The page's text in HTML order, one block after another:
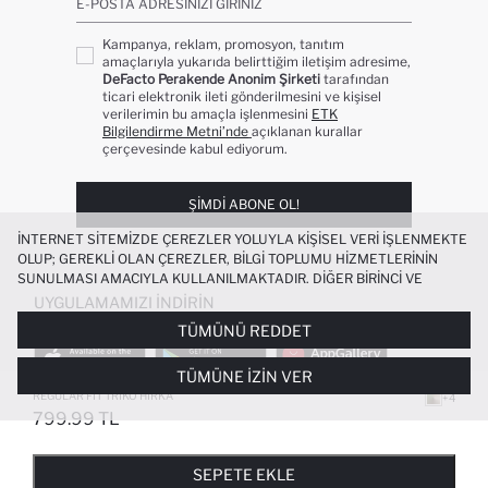
REGULAR FIT TRIKO HIRKA
799.99 TL
+4
SEPETE EKLE
E-POSTA ADRESINIZI GIRINIZ
Kampanya, reklam, promosyon, tanıtım
amaçlarıyla yukarıda belirttiğim iletişim adresime,
DeFacto Perakende Anonim Şirketi tarafından
ticari elektronik ileti gönderilmesini ve kişisel
verilerimin bu amaçla işlenmesini ETK
Bilgilendirme Metni’nde açıklanan kurallar
çerçevesinde kabul ediyorum.
ŞIMDI ABONE OL!
UYGULAMAMIZI İNDIRIN
POPÜLER KATEGORILER
KADIN BEYAZ TIŞÖRT
İNTERNET SITEMIZDE ÇEREZLER YOLUYLA KIŞISEL VERI IŞLENMEKTE
OLUP; GEREKLI OLAN ÇEREZLER, BILGI TOPLUMU HIZMETLERININ
SUNULMASI AMACIYLA KULLANILMAKTADIR. DIĞER BIRINCI VE
ÜÇÜNCÜ TARAF ÇEREZLER ISE SIZE DAHA IYI BIR ALIŞVERIŞ
DENEYIMI SUNULABILMESI, SITEMIZIN DAHA IŞLEVSEL KILINMASI VE
KIŞISELLEŞTIRMESI VE AÇIK RIZA VERMENIZ HALINDE, SIZLERE
YÖNELIK PAZARLAMA FAALIYETLERININ YAPILMASI AMAÇLARIYLA
SINIRLI OLARAK KULLANILACAKTIR. ÇEREZLERE DAIR TERCIHLERINIZI
ÇEREZ TERCIHLERIPANELI ARACILIĞIYLA HER ZAMAN YÖNETEBILIR,
ÇEREZLERLE ILGILI DAHA DETAYLI BILGIYE
TÜMÜNÜ REDDET
TÜMÜNE İZIN VER